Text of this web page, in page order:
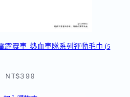
霹靂車_熱血車隊系列運動毛巾 (5
NT$399